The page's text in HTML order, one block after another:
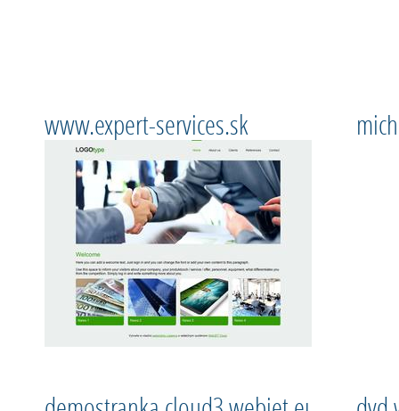
www.expert-services.sk